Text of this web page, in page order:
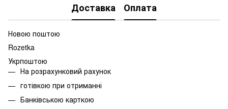
Доставка Оплата
Новою поштою
Rozetka
Укрпоштою
На розрахунковий рахунок
готівкою при отриманні
Банківською карткою